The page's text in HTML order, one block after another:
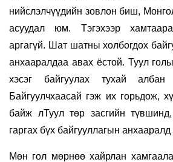
нийслэлчүүдийн зовлон биш,
асуудал юм. Тэгэхээр
аргагүй. Шат шатны холбогдох
анхааралдаа авах ёстой. Туул
хэсэг байгуулах тухай
Байгуулчхаасай гэж их горьдож,
байж лТуул төр засгийн
гаргах бүх байгууллагын
Мөн гол мөрнөө хайрлан